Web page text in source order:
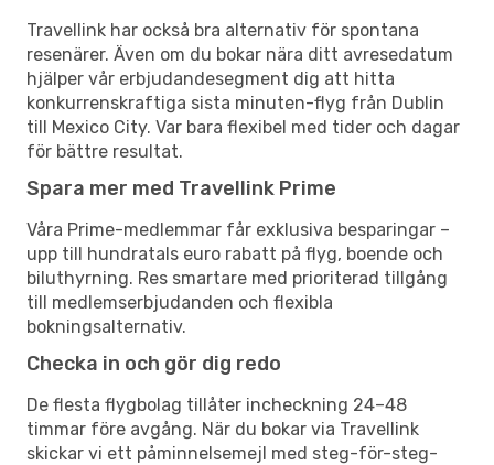
Travellink har också bra alternativ för spontana
resenärer. Även om du bokar nära ditt avresedatum
hjälper vår erbjudandesegment dig att hitta
konkurrenskraftiga sista minuten-flyg från Dublin
till Mexico City. Var bara flexibel med tider och dagar
för bättre resultat.
Spara mer med Travellink Prime
Våra Prime-medlemmar får exklusiva besparingar –
upp till hundratals euro rabatt på flyg, boende och
biluthyrning. Res smartare med prioriterad tillgång
till medlemserbjudanden och flexibla
bokningsalternativ.
Checka in och gör dig redo
De flesta flygbolag tillåter incheckning 24–48
timmar före avgång. När du bokar via Travellink
skickar vi ett påminnelsemejl med steg-för-steg-